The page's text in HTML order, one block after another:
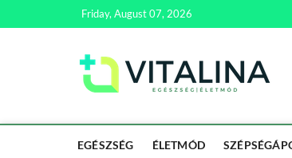
to
Friday, August 07, 2026
EGÉSZSÉG ÉLETMÓD